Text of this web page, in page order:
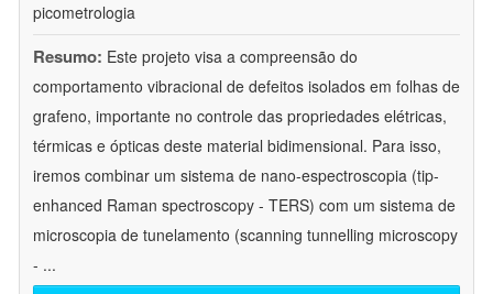
picometrologia
Resumo: Este projeto visa a compreensão do
comportamento vibracional de defeitos isolados em folhas de
grafeno, importante no controle das propriedades elétricas,
térmicas e ópticas deste material bidimensional. Para isso,
iremos combinar um sistema de nano-espectroscopia (tip-
enhanced Raman spectroscopy - TERS) com um sistema de
microscopia de tunelamento (scanning tunnelling microscopy
- ...